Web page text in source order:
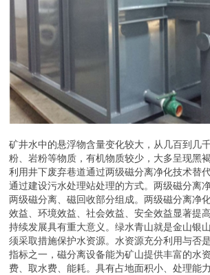
矿井水中的悬浮物含量变化较大，从几百到几
粉、岩粉等物质，有机物质较少，大多呈现黑
利用井下废弃巷道通过两级磁分离净化技术替
通过建设污水处理站处理的方式。两级磁分离
两级磁分离、磁回收部分组成。两级磁分离净
效益、环境效益、社会效益、安全效益显著提
持续发展具有重大意义。绿水青山就是金山银
须采取措施保护水资源。水资源充分利用与否
指标之一，磁分离设备能为矿山提供丰富的水
费、取水费、能耗。具有占地面积小、处理能